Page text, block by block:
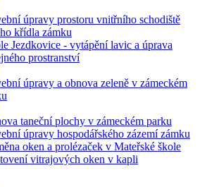
úpravy prostoru vnitřního schodiště
křídla zámku
Jezdkovice - vytápění lavic a úprava
prostranství
úpravy a obnova zeleně v zámeckém
taneční plochy v zámeckém parku
úpravy hospodářského zázemí zámku
oken a prolézaček v Mateřské škole
vitrajových oken v kapli